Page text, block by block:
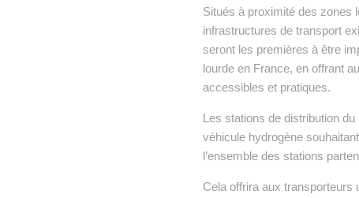
Situés à proximité des zones
infrastructures de transport
seront les premières à être
lourde en France, en offrant
accessibles et pratiques.
Les stations de distribution
véhicule hydrogène
l’ensemble des stations
Cela offrira aux transporteurs